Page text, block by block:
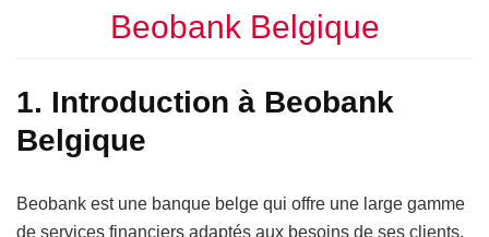
Beobank Belgique
1. Introduction à Beobank
Belgique
Beobank est une banque belge qui offre une large gamme
de services financiers adaptés aux besoins de ses clients.